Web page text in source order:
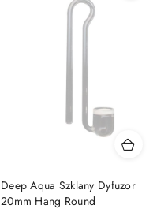
Deep Aqua Szklany Dyfuzor
20mm Hang Round